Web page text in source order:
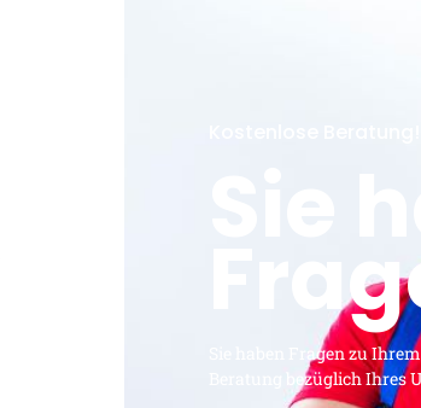
Sie
Sie haben Fragen zu
Beratung bezüglich Ihres